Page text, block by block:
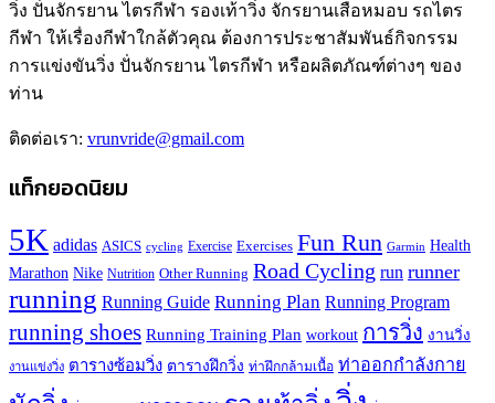
วิ่ง ปั่นจักรยาน ไตรกีฬา รองเท้าวิ่ง จักรยานเสือหมอบ รถไตร
กีฬา ให้เรื่องกีฬาใกล้ตัวคุณ ต้องการประชาสัมพันธ์กิจกรรม
การแข่งขันวิ่ง ปั่นจักรยาน ไตรกีฬา หรือผลิตภัณฑ์ต่างๆ ของ
ท่าน
ติดต่อเรา: vrunvride@gmail.com
แท็กยอดนิยม
5K adidas ASICS cycling Exercise Exercises Fun Run Garmin Health
Marathon Nike Nutrition Other Running Road Cycling run runner
running Running Guide Running Plan Running Program
running shoes Running Training Plan workout การวิ่ง งานวิ่ง
งานแข่งวิ่ง ตารางซ้อมวิ่ง ตารางฝึกวิ่ง ท่าฝึกกล้ามเนื้อ ท่าออกกำลังกาย